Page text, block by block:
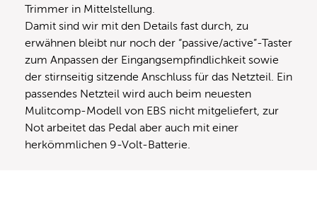
Trimmer in Mittelstellung.
Damit sind wir mit den Details fast durch, zu
erwähnen bleibt nur noch der “passive/active”-Taster
zum Anpassen der Eingangsempfindlichkeit sowie
der stirnseitig sitzende Anschluss für das Netzteil. Ein
passendes Netzteil wird auch beim neuesten
Mulitcomp-Modell von EBS nicht mitgeliefert, zur
Not arbeitet das Pedal aber auch mit einer
herkömmlichen 9-Volt-Batterie.